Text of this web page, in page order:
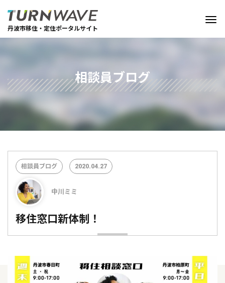
丹波市移住・定住ポータルサイト
相談員ブログ
相談員ブログ 2020.04.27
中川ミミ
移住窓口新体制！